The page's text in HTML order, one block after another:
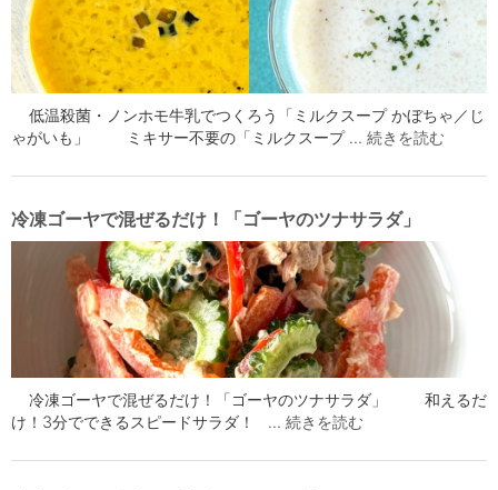
低温殺菌・ノンホモ牛乳でつくろう「ミルクスープ かぼちゃ／じ
ゃがいも」 ミキサー不要の「ミルクスープ … 続きを読む
冷凍ゴーヤで混ぜるだけ！「ゴーヤのツナサラダ」
冷凍ゴーヤで混ぜるだけ！「ゴーヤのツナサラダ」 和えるだ
け！3分でできるスピードサラダ！ … 続きを読む